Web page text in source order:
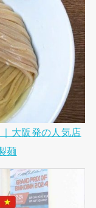
大阪発の人気店
麺